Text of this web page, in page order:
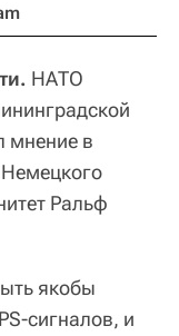
НАТО
мнение в
Ральф
якобы
сигналов, и